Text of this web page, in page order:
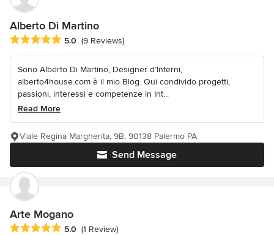
Alberto Di Martino
Average rating: 5 out of 5 stars
5.0 (9 Reviews)
Sono Alberto Di Martino, Designer d’Interni,
alberto4house.com è il mio Blog. Qui condivido progetti,
passioni, interessi e competenze in Int...
Read More
Send Message
Viale Regina Margherita, 9B, 90138 Palermo PA
Arte Mogano
Average rating: 5 out of 5 stars
5.0 (1 Review)